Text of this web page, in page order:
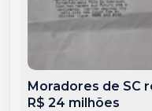
Moradores de SC
R$ 24 milhões